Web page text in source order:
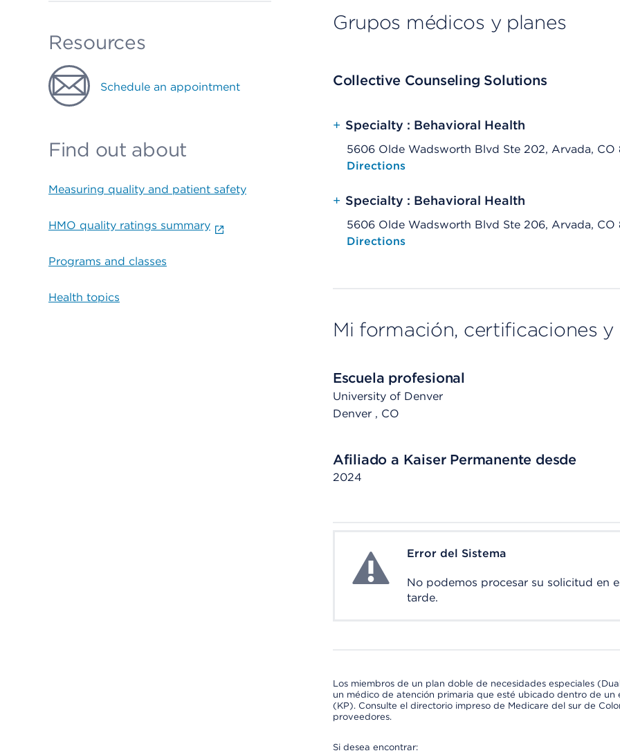
Resources
Schedule an appointment
Find out about
Measuring quality and patient safety
HMO quality ratings summary
Programs and classes
Health topics
Grupos médicos y planes
Collective Counseling Solutions
+ Specialty : Behavioral Health
5606 Olde Wadsworth Blvd Ste 202, Arvada, CO
Opens native map application on mobile devices
Directions
+ Specialty : Behavioral Health
5606 Olde Wadsworth Blvd Ste 206, Arvada, CO
Opens native map application on mobile devices
Directions
Mi formación, certificaciones y
Escuela profesional
University of Denver
Denver , CO
Afiliado a Kaiser Permanente desde
2024
System ErrorError del Sistema
No podemos procesar su solicitud en
tarde.
Los miembros de un plan doble de necesidades especiales
un médico de atención primaria que esté ubicado dentro de un
(KP). Consulte el directorio impreso de Medicare del sur de
proveedores.
Si desea encontrar: